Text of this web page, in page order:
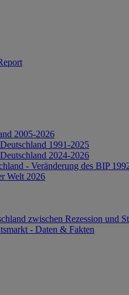
2005-2026
1991-2025
2024-2026
- Veränderung des BIP
Welt 2026
zwischen Rezession und
- Daten & Fakten